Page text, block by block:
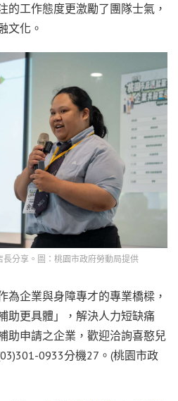
的工作態度更激勵了團隊士氣，
文化。
分享。圖：桃園市政府勞動局提供
為企業與身障專才的專業橋樑，
助更具體」，解決人力短缺痛
助申請之企業，歡迎洽詢喜憨兒
0933分機27。(桃園市政